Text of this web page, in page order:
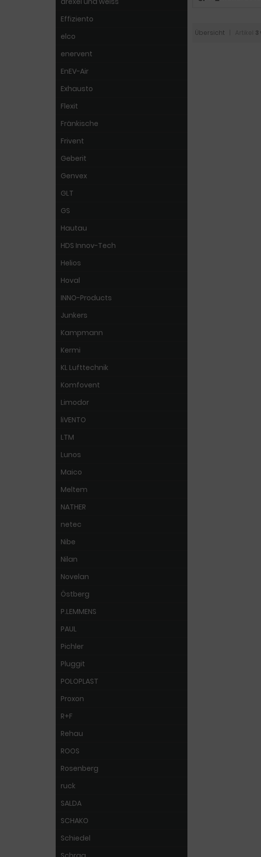
Übersicht | Artikel 3
Effiziento
elco
enervent
EnEV-Air
Exhausto
Flexit
Fränkische
Frivent
Geberit
Genvex
GLT
GS
Hautau
HDS Innov-Tech
Helios
Hoval
INNO-Products
Junkers
Kampmann
Kermi
KL Lufttechnik
Komfovent
Limodor
liVENTO
LTM
Lunos
Maico
Meltem
NATHER
netec
Nibe
Nilan
Novelan
Östberg
P.LEMMENS
PAUL
Pichler
Pluggit
POLOPLAST
Proxon
R+F
Rehau
ROOS
Rosenberg
ruck
SALDA
SCHAKO
Schiedel